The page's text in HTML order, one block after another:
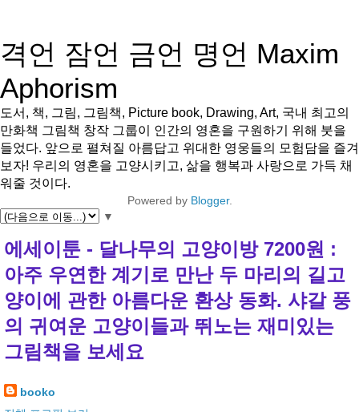
격언 잠언 금언 명언 Maxim
Aphorism
도서, 책, 그림, 그림책, Picture book, Drawing, Art, 국내 최고의
만화책 그림책 창작 그룹이 인간의 영혼을 구원하기 위해 붓을
들었다. 앞으로 펼쳐질 아름답고 위대한 영웅들의 모험담을 즐겨
보자! 우리의 영혼을 고양시키고, 삶을 행복과 사랑으로 가득 채
워줄 것이다.
Powered by Blogger.
▼
에세이툰 - 달나무의 고양이방 7200원 :
아주 우연한 계기로 만난 두 마리의 길고
양이에 관한 아름다운 환상 동화. 샤갈 풍
의 귀여운 고양이들과 뛰노는 재미있는
그림책을 보세요
booko